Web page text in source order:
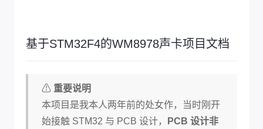
基于STM32F4的WM8978声卡项目文档
⚠ 重要说明
本项目是我本人两年前的处女作，当时刚开
始接触 STM32 与 PCB 设计，
PCB 设计非